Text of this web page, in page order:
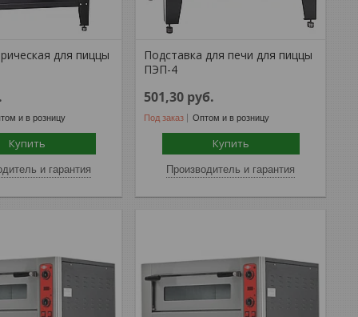
для пиццы
и в розницу
Купить
и гарантия
Подставка для печи для пиццы
ПЭП-4
501,30 руб.
Под заказ Оптом и в розницу
Купить
Производитель и гарантия